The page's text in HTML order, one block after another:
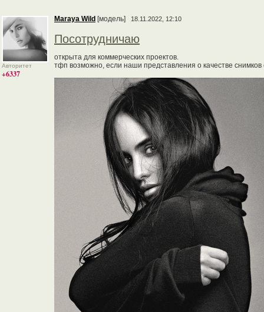
Авторитет
+6337
Maraya Wild [модель] 18.11.2022, 12:10
Посотрудничаю
открыта для коммерческих проектов.
тфп возможно, если наши представления о качестве снимков